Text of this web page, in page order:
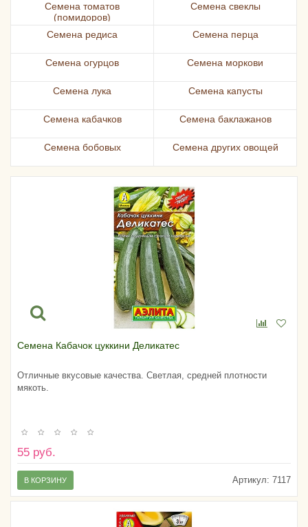
Семена томатов
(помидоров)
Семена свеклы
Семена редиса Семена перца
Семена огурцов Семена моркови
Семена лука Семена капусты
Семена кабачков Семена баклажанов
Семена бобовых Семена других овощей
Семена Кабачок цуккини Деликатес
Отличные вкусовые качества. Светлая, средней плотности
мякоть.
55 руб.
Артикул: 7117
В КОРЗИНУ